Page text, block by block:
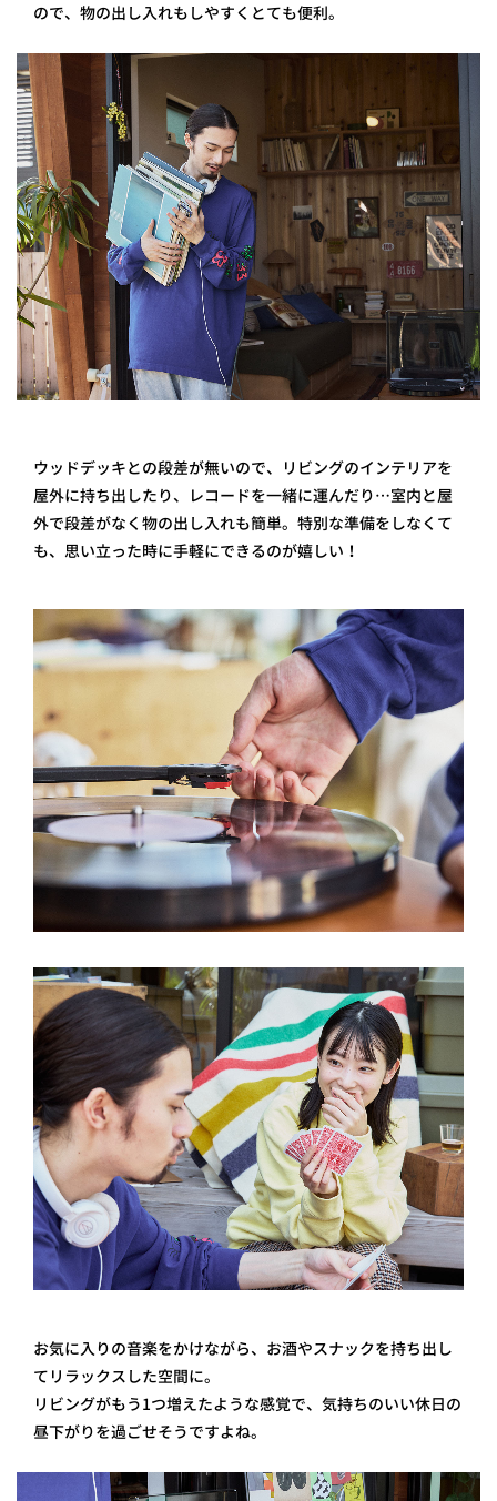
ので、物の出し入れもしやすくとても便利。
ウッドデッキとの段差が無いので、リビングのインテリアを
屋外に持ち出したり、レコードを一緒に運んだり…室内と屋
外で段差がなく物の出し入れも簡単。特別な準備をしなくて
も、思い立った時に手軽にできるのが嬉しい！
お気に入りの音楽をかけながら、お酒やスナックを持ち出し
てリラックスした空間に。
リビングがもう1つ増えたような感覚で、気持ちのいい休日の
昼下がりを過ごせそうですよね。